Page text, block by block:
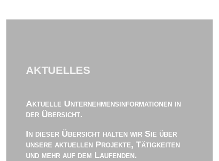
AKTUELLES
Aktuelle Unternehmensinformationen in
der Übersicht.
In dieser Übersicht halten wir Sie über
unsere aktuellen Projekte, Tätigkeiten
und mehr auf dem Laufenden.